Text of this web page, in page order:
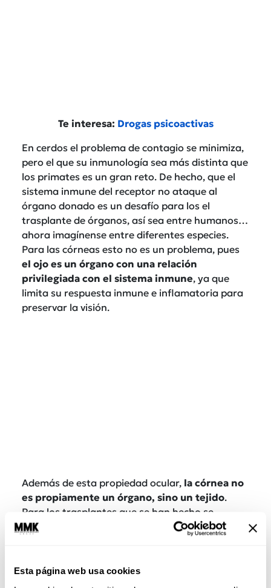
Esta página web usa cookies
Te interesa: Drogas psicoactivas
En cerdos el problema de contagio se minimiza,
pero el que su inmunología sea más distinta que
los primates es un gran reto. De hecho, que el
sistema inmune del receptor no ataque al
órgano donado es un desafío para los el
trasplante de órganos, así sea entre humanos…
ahora imagínense entre diferentes especies.
Para las córneas esto no es un problema, pues
el ojo es un órgano con una relación
privilegiada con el sistema inmune, ya que
limita su respuesta inmune e inflamatoria para
preservar la visión.
Además de esta propiedad ocular, la córnea no
es propiamente un órgano, sino un tejido.
Para los trasplantes que se han hecho se
remueven todas las células de cerdo de la
córnea y sólo se trasplanta la estructura en la
de rechazo.